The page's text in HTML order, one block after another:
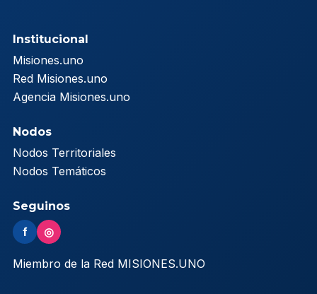
Institucional
Misiones.uno
Red Misiones.uno
Agencia Misiones.uno
Nodos
Nodos Territoriales
Nodos Temáticos
Seguinos
f ◎
Miembro de la Red MISIONES.UNO